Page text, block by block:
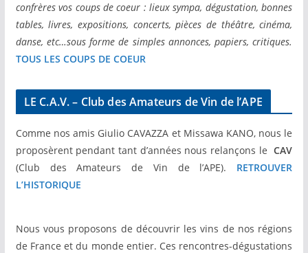
confrères vos coups de coeur : lieux sympa, dégustation, bonnes
tables, livres, expositions, concerts, pièces de théâtre, cinéma,
danse, etc…sous forme de simples annonces, papiers, critiques.
TOUS LES COUPS DE COEUR
LE C.A.V. – Club des Amateurs de Vin de l’APE
Comme nos amis Giulio CAVAZZA et Missawa KANO, nous le
proposèrent pendant tant d’années nous relançons leCAV
(Club des Amateurs de Vin de l’APE). RETROUVER
L’HISTORIQUE
Nous vous proposons de découvrir les vins de nos régions
de France et du monde entier. Ces rencontres-dégustations